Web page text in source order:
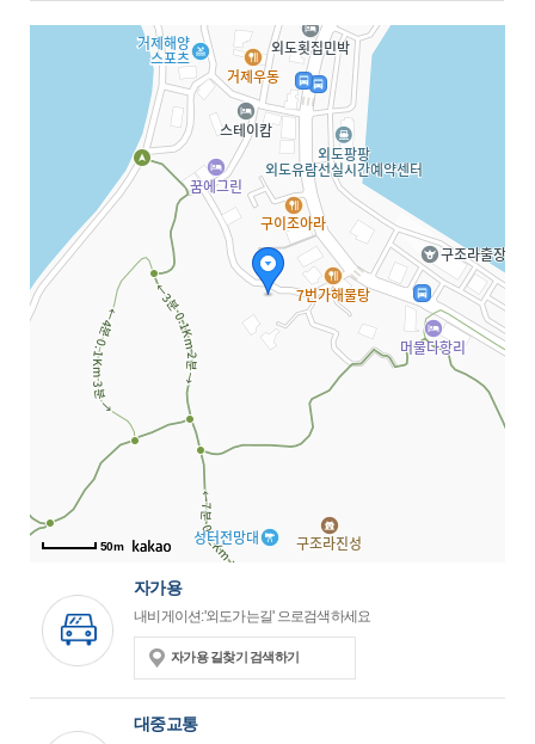
지도삽입 (가로100%)
50m
자가용
내비게이션:'외도가는길' 으로검색하세요
자가용 길찾기 검색하기
대중교통